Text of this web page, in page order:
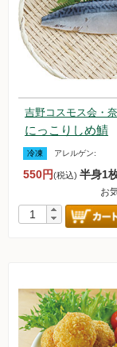
賞味期限につ
よくあるご質
吉野コスモス会・
にっこりしめ鯖
冷凍 アレルゲン:
550円(税込) 半身1
お